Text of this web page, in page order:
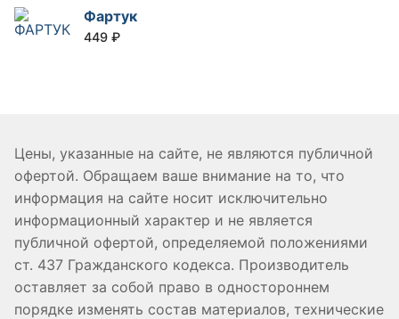
Фартук
449 ₽
Цены, указанные на сайте, не являются публичной
офертой. Обращаем ваше внимание на то, что
информация на сайте носит исключительно
информационный характер и не является
публичной офертой, определяемой положениями
ст. 437 Гражданского кодекса. Производитель
оставляет за собой право в одностороннем
порядке изменять состав материалов, технические